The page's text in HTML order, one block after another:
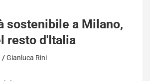
sostenibile a Milano,
resto d'Italia
Gianluca Rini